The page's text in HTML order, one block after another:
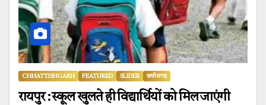
CHHATTISHGARH FEATURED SLIDER छत्तीसगढ़
रायपुर : स्कूल खुलते ही विद्यार्थियों को मिल जाएंगी